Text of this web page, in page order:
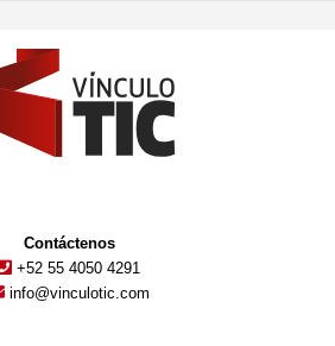
Contáctenos
+52 55 4050 4291
info@vinculotic.com